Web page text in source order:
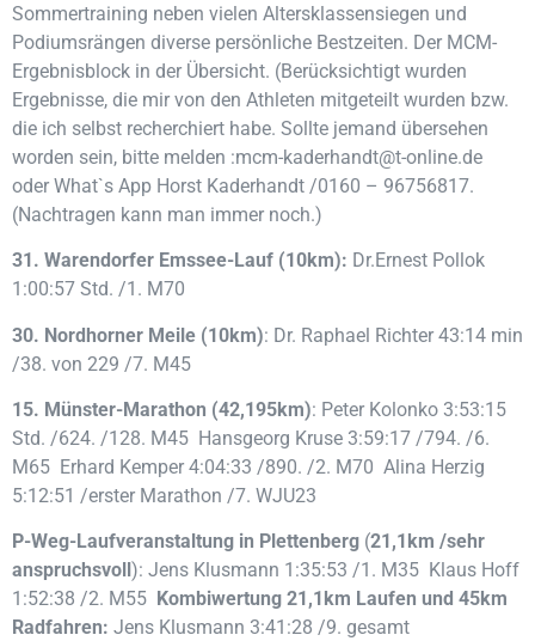
Sommertraining neben vielen Altersklassensiegen und
Podiumsrängen diverse persönliche Bestzeiten. Der MCM-
Ergebnisblock in der Übersicht. (Berücksichtigt wurden
Ergebnisse, die mir von den Athleten mitgeteilt wurden bzw.
die ich selbst recherchiert habe. Sollte jemand übersehen
worden sein, bitte melden :mcm-kaderhandt@t-online.de
oder What`s App Horst Kaderhandt /0160 – 96756817.
(Nachtragen kann man immer noch.)
31. Warendorfer Emssee-Lauf (10km): Dr.Ernest Pollok
1:00:57 Std. /1. M70
30. Nordhorner Meile (10km): Dr. Raphael Richter 43:14 min
/38. von 229 /7. M45
15. Münster-Marathon (42,195km): Peter Kolonko 3:53:15
Std. /624. /128. M45 Hansgeorg Kruse 3:59:17 /794. /6.
M65 Erhard Kemper 4:04:33 /890. /2. M70 Alina Herzig
5:12:51 /erster Marathon /7. WJU23
P-Weg-Laufveranstaltung in Plettenberg (21,1km /sehr
anspruchsvoll ): Jens Klusmann 1:35:53 /1. M35 Klaus Hoff
1:52:38 /2. M55 Kombiwertung 21,1km Laufen und 45km
Radfahren: Jens Klusmann 3:41:28 /9. gesamt